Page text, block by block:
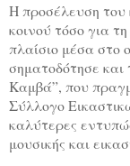
Η προσέλευση του
κοινού τόσο για
πλαίσιο μέσα στο
σηματοδότησε και
Καμβά”, που
Σύλλογο
καλύτερες
μουσικής και